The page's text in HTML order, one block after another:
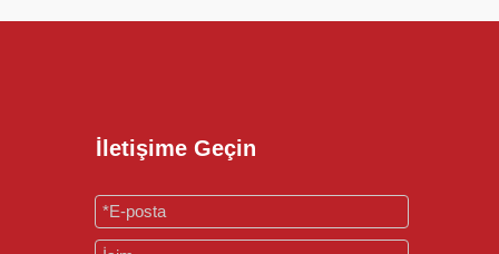
İletişime Geçin